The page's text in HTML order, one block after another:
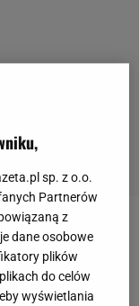
DIY
sp. z o.o.
Partnerów
z
dane osobowe
plików
do celów
wyświetlania